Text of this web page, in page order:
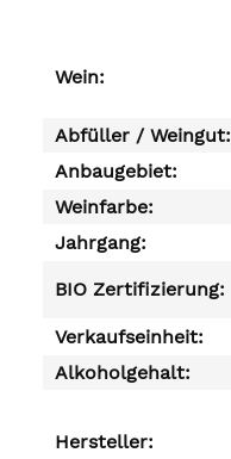
Wein:
Abfüller / Weingut:
Anbaugebiet:
Weinfarbe:
Jahrgang:
BIO Zertifizierung:
Verkaufseinheit:
Alkoholgehalt:
Hersteller: